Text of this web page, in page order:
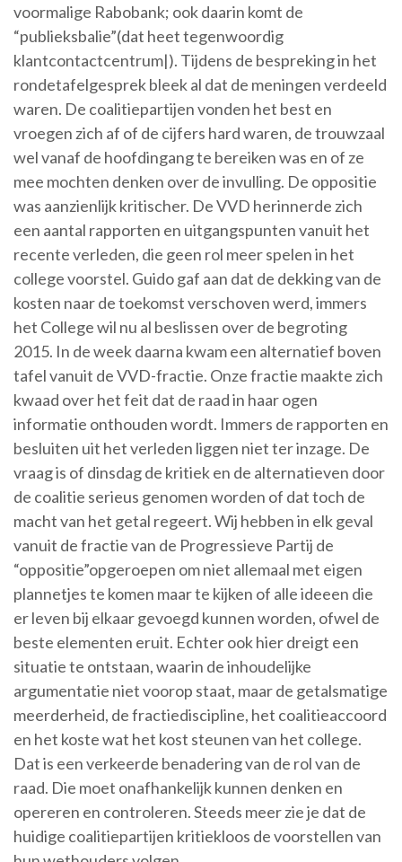
voormalige Rabobank; ook daarin komt de
“publieksbalie”(dat heet tegenwoordig
klantcontactcentrum|). Tijdens de bespreking in het
rondetafelgesprek bleek al dat de meningen verdeeld
waren. De coalitiepartijen vonden het best en
vroegen zich af of de cijfers hard waren, de trouwzaal
wel vanaf de hoofdingang te bereiken was en of ze
mee mochten denken over de invulling. De oppositie
was aanzienlijk kritischer. De VVD herinnerde zich
een aantal rapporten en uitgangspunten vanuit het
recente verleden, die geen rol meer spelen in het
college voorstel. Guido gaf aan dat de dekking van de
kosten naar de toekomst verschoven werd, immers
het College wil nu al beslissen over de begroting
2015. In de week daarna kwam een alternatief boven
tafel vanuit de VVD-fractie. Onze fractie maakte zich
kwaad over het feit dat de raad in haar ogen
informatie onthouden wordt. Immers de rapporten en
besluiten uit het verleden liggen niet ter inzage. De
vraag is of dinsdag de kritiek en de alternatieven door
de coalitie serieus genomen worden of dat toch de
macht van het getal regeert. Wij hebben in elk geval
vanuit de fractie van de Progressieve Partij de
“oppositie”opgeroepen om niet allemaal met eigen
plannetjes te komen maar te kijken of alle ideeen die
er leven bij elkaar gevoegd kunnen worden, ofwel de
beste elementen eruit. Echter ook hier dreigt een
situatie te ontstaan, waarin de inhoudelijke
argumentatie niet voorop staat, maar de getalsmatige
meerderheid, de fractiediscipline, het coalitieaccoord
en het koste wat het kost steunen van het college.
Dat is een verkeerde benadering van de rol van de
raad. Die moet onafhankelijk kunnen denken en
opereren en controleren. Steeds meer zie je dat de
huidige coalitiepartijen kritiekloos de voorstellen van